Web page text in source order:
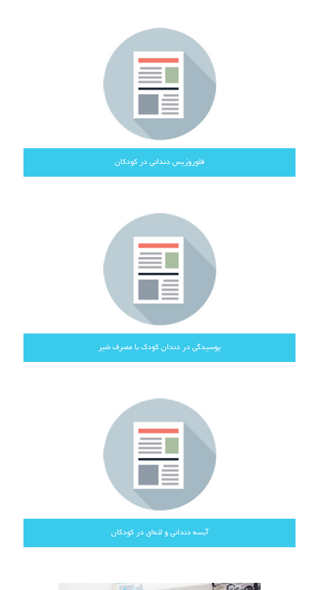
فلوروزیس دندانی در کودکان
پوسیدگی در دندان کودک با مصرف شیر
آبسه دندانی و لثه‌ای در کودکان